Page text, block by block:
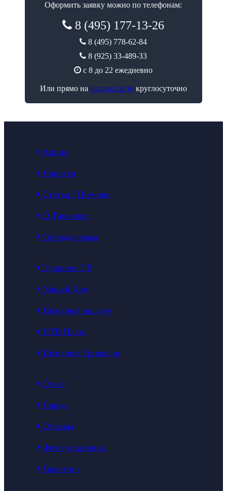
Оформить заявку можно по телефонам:
8 (495) 177-13-26
8 (495) 778-62-84
8 (925) 33-489-33
с 8 до 22 ежедневно
Или прямо на нашем сайтекруглосуточно
Акции
Новости
Статьи / Помощь
О Триколор
Техподдержка
Эфирное ТВ
Умный Дом
Интернет на дачу
НТВ Плюс
Интернет Триколор
О нас
Города
Отзывы
Фото установок
Гарантия